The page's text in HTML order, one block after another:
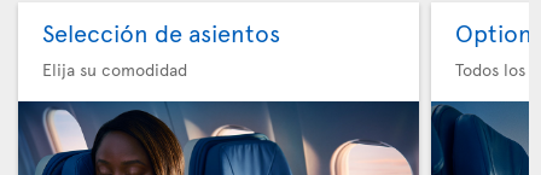
Selección de asientos
Elija su comodidad
Option
Todos los